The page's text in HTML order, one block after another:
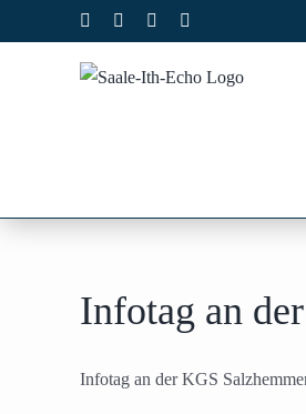
Inhalt
Facebook Instagram
Infotag an
Infotag an der KGS